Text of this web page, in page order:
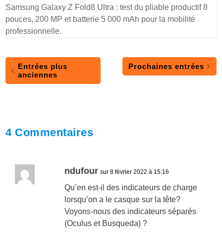
Samsung Galaxy Z Fold8 Ultra : test du pliable productif 8
pouces, 200 MP et batterie 5 000 mAh pour la mobilité
professionnelle.
Entrées plus
anciennes
Prochaines entrées
4 Commentaires
ndufour sur 8 février 2022 à 15:16
Qu’en est-il des indicateurs de charge
lorsqu’on a le casque sur la tête?
Voyons-nous des indicateurs séparés
(Oculus et Busqueda) ?